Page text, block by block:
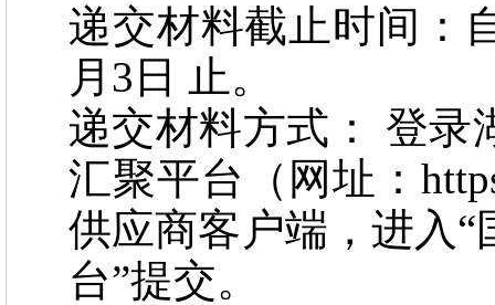
递交材料截止时间：
月3日 止。
递交材料方式： 登录
汇聚平台（网址：
供应商客户端，进入
台”提交。